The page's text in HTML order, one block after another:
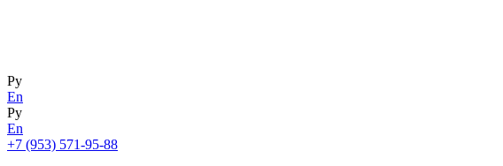
Ру
En
Ру
En
+7 (953) 571-95-88